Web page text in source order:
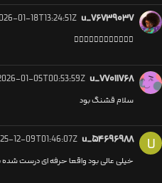
u_۷۶۷۳۹۰۳۷ 01-18T13:24:51Z
👍🏼👍🏼👍🏼👍🏼👍🏼👍🏼
u_۷۷۰۱۱۷۶۸ 01-05T00:53:59Z
سلام قشنگ بود
U u_۵۴۶۹۶۹۸۸ 12-09T01:46:07Z
خیلی عالی بود واقعا حرفه ای درست شده